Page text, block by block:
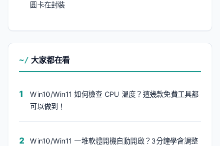
圓卡在封裝
大家都在看
Win10/Win11 如何檢查 CPU 溫度？這幾款免費工具都
可以做到！
Win10/Win11 一堆軟體開機自動開啟？3分鐘學會調整